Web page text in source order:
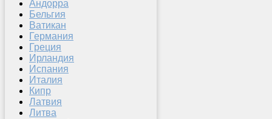
Андорра
Бельгия
Ватикан
Германия
Греция
Ирландия
Испания
Италия
Кипр
Латвия
Литва